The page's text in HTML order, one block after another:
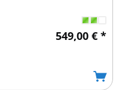
549,00 € *